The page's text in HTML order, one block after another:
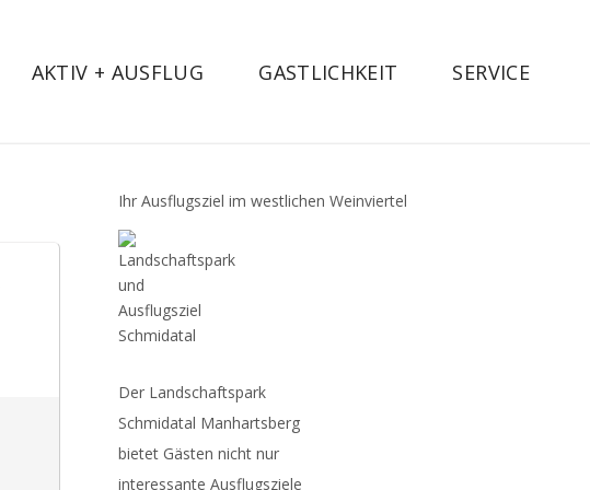
AKTIV + AUSFLUG GASTLICHKEIT SERVICE
Ihr Ausflugsziel im westlichen Weinviertel
Der Landschaftspark
Schmidatal Manhartsberg
bietet Gästen nicht nur
interessante Ausflugsziele